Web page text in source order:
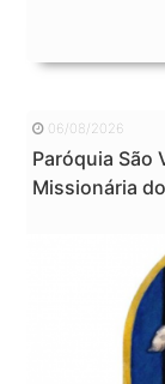
06/08/2026
Paróquia São
Missionária